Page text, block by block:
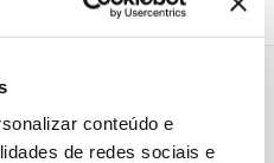
conteúdo e
de redes sociais e